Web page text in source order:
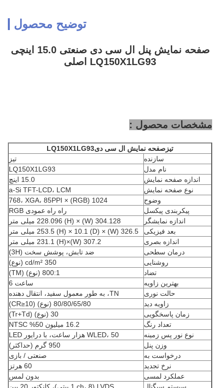
توضیح محصول
صفحه نمایش پنل ال سی دی صنعتی 15.0 اینچی
LQ150X1LG93 اصلی
مشخصات محصول :
تیز صفحه نمایش ال سی دیLQ150X1LG93
سازنده
تیز
نام مدل
LQ150X1LG93
اندازه صفحه نمایش
15.0 اینچ
نوع صفحه نمایش
a-Si TFT-LCD، LCM
وضوح
1024 (RGB) × 768، XGA، 85PPI
پیکربندی پیکسل
راه راه عمودی RGB
اندازه نمایشگر
304.128 (W) × 228.096 (H) میلی متر
بعد فیزیکی
326.5 (W) × 253.5 (H) × 10.1 (D) میلی متر
اندازه بصری
307.2 (W)×231.1 (H) میلی متر
درمان سطحی
ضد تابش، پوشش سخت (3H)
روشنایی
350 cd/m² (نوع)
تضاد
800:1 (نوع) (TM)
بهترین زاویه
ساعت 6
حالت نوری
TN، به طور معمول سفید، انتقال دهنده
زاویه دید
80/80/65/80 (نوع) (CR≥10)
زمان پاسخگویی
30 (نوع) (Tr+Td)
تعداد رنگ
16.2 میلیون 50% NTSC
نوع نور پس زمینه
WLED، 50 هزار ساعت، با درایور LED
وزن پنل
950 گرم (حداکثر)
درخواست به
صنعتی / بازی
نرخ تجدید
60 هرتز
عملکرد لمسی
بدون لمس